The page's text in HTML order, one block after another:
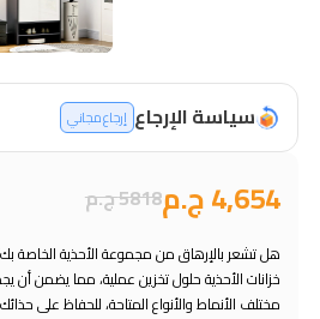
سياسة الإرجاع إرجاع مجاني
4,654 ج.م 5818 ج.م
هل تشعر بالإرهاق من مجموعة الأحذية الخاصة
خزانات الأحذية حلول تخزين عملية، مما يضمن
مختلف الأنماط والأنواع المتاحة، للحفاظ على حذائك